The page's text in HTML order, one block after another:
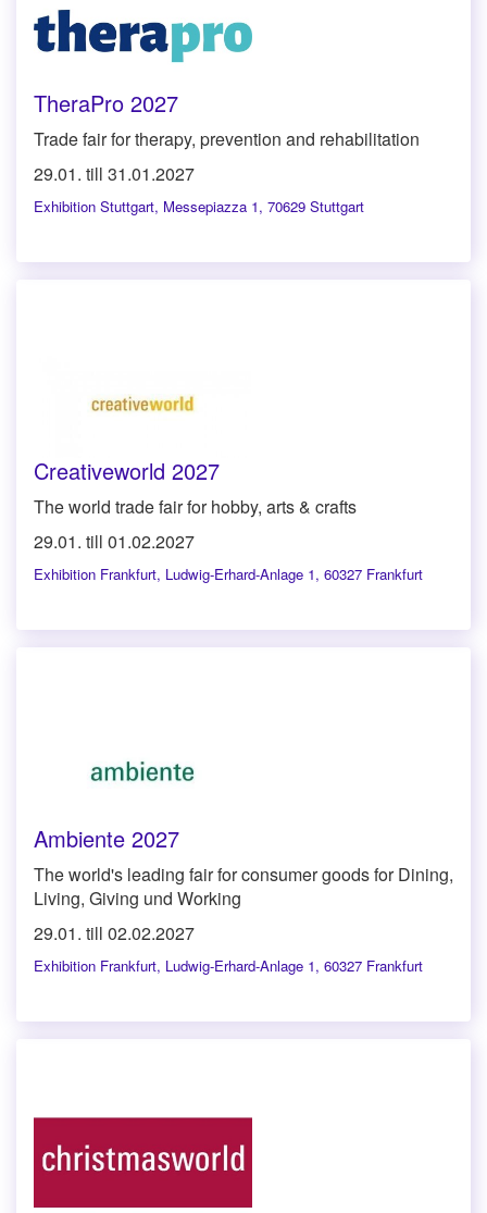
TheraPro 2027
Trade fair for therapy, prevention and rehabilitation
29.01. till 31.01.2027
Exhibition Stuttgart, Messepiazza 1, 70629 Stuttgart
Creativeworld 2027
The world trade fair for hobby, arts & crafts
29.01. till 01.02.2027
Exhibition Frankfurt, Ludwig-Erhard-Anlage 1, 60327 Frankfurt
Ambiente 2027
The world's leading fair for consumer goods for Dining,
Living, Giving und Working
29.01. till 02.02.2027
Exhibition Frankfurt, Ludwig-Erhard-Anlage 1, 60327 Frankfurt